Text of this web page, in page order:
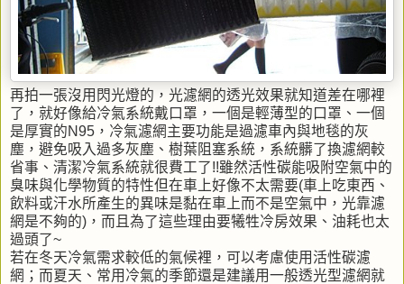
再拍一張沒用閃光燈的，光濾網的透光效果就知道差在哪裡
了，就好像給冷氣系統戴口罩，一個是輕薄型的口罩、一個
是厚實的N95，冷氣濾網主要功能是過濾車內與地毯的灰
塵，避免吸入過多灰塵、樹葉阻塞系統，系統髒了換濾網較
省事、清潔冷氣系統就很費工了!!雖然活性碳能吸附空氣中的
臭味與化學物質的特性但在車上好像不太需要(車上吃東西、
飲料或汗水所產生的異味是黏在車上而不是空氣中，光靠濾
網是不夠的)，而且為了這些理由要犧牲冷房效果、油耗也太
過頭了~
若在冬天冷氣需求較低的氣候裡，可以考慮使用活性碳濾
網；而夏天、常用冷氣的季節還是建議用一般透光型濾網就